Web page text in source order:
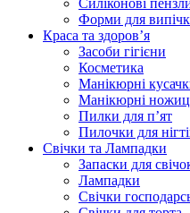
Силіконові
Форми для
Краса та здоров’я
Засоби гігієни
Косметика
Манікюрні
Манікюрні
Пилки для п’ят
Пилочки для
Свічки та Лампадки
Запаски для
Лампадки
Свічки